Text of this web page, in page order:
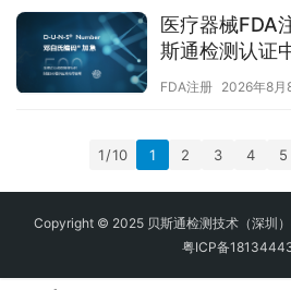
医疗器械FDA
斯通检测认证
FDA注册 2026年8月
1 / 10 1 2 3 4 5
Copyright © 2025 贝斯通检测技术（深圳
粤ICP备